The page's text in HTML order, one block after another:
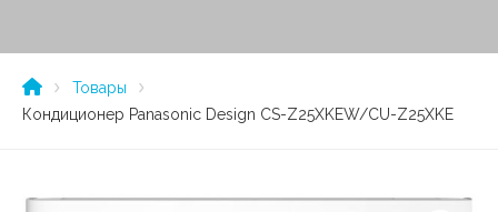
Товары
Кондиционер Panasonic Design CS-Z25XKEW/CU-Z25XKE